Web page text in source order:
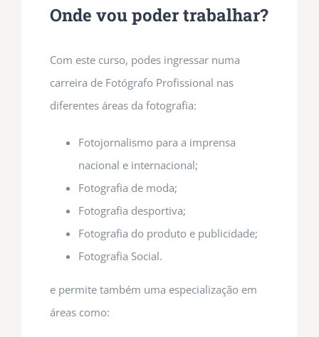
Onde vou poder trabalhar?
Com este curso, podes ingressar numa
carreira de Fotógrafo Profissional nas
diferentes áreas da fotografia:
Fotojornalismo para a imprensa
nacional e internacional;
Fotografia de moda;
Fotografia desportiva;
Fotografia do produto e publicidade;
Fotografia Social.
e permite também uma especialização em
áreas como: